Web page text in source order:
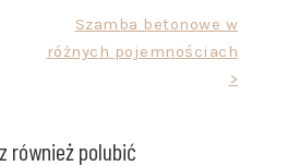
Szamba betonowe w
różnych pojemnościach
>
również polubić